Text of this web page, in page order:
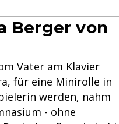
Berger von
Vater am Klavier
für eine Minirolle in
werden, nahm
- ohne